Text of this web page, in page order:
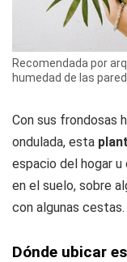
Recomendada por
humedad de las
Con sus frondosas
ondulada, esta
espacio del hogar u
en el suelo, sobre
con algunas cestas.
Dónde ubicar